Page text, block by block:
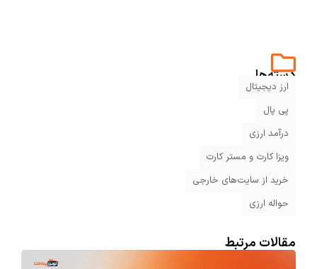
دسته‌ها
ارز دیجیتال
پی پال
درآمد ارزی
ویزا کارت و مستر کارت
خرید از سایت‌های خارجی
حواله ارزی
مقالات مرتبط